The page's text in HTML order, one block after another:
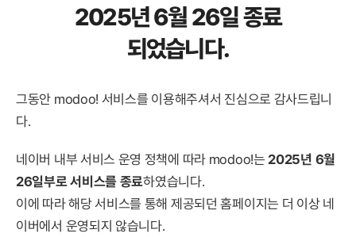
2025년 6월 26일 종료
되었습니다.
그동안 modoo! 서비스를 이용해주셔서 진심으로 감사드립니
다.
네이버 내부 서비스 운영 정책에 따라 modoo!는 2025년 6월
26일부로 서비스를 종료하였습니다.
이에 따라 해당 서비스를 통해 제공되던 홈페이지는 더 이상 네
이버에서 운영되지 않습니다.